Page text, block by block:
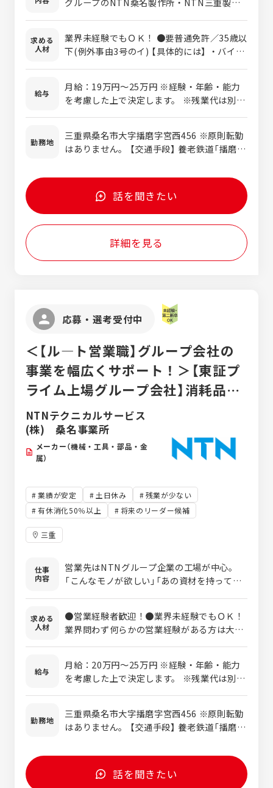
インの修理や、メンテナンスを行います。 機
械の動きや中身、全体を見てから設備診断を
行い、どこに不具合があるかをチェックして
不具合の箇所の修理や、メンテナンスを行い
ます。 お客様先の工場内で修理をすることも
時は、ラインを分解して機械を掃除・洗浄を
行って終了。 オーバーホールと言って、動か
具合があるかをチェックして、不具合の箇所
を修理することも。 オーバーホールは1つの
ラインで、3か月～半年の期間がかかること
もあり、大がかりな修理も多いです。 時に
は、20mの大型のラインを分解して修理を行
う事もありますが、スケールの大きさもこの
職場の魅力です。 社内では修理とオーバーホ
求める
人材
業界未経験でもＯＫ！ ●要普通免許／35歳以
下(例外事由3号のイ) 【具体的には】 ・バイク
好きな方 ☆ほとんどの正社員が未経験からス
タート。 ベテラン社員がマンツーマンでつい
てOJTで基礎からしっかりと仕事を教えてい
きます。 ここまで見せたから、ここまで一人
でやってみようなど、少しずつ仕事を覚えて
たい(定時退社も可) ◎コミュニケーションを
大切にしたい ◎安定した会社で働きたい
給与
月給：19万円～25万円 ※経験・年齢・能力
を考慮した上で決定します。 ※残業代は別途
与+諸手当） 800万円/42歳（月給+賞与+諸手
当）
勤務地
三重県桑名市大字播磨字宮西456 ※原則転勤
はありません。 【交通手段】 養老鉄道「播磨
り
話を聞きたい
詳細を見る
応募・選考受付中
＜【ル―ト営業職】グループ会社の
事業を幅広くサポート！＞【東証プ
ライム上場グループ会社】消耗品の
手配から、最新ロボットの情報提供
まで……NTNグループのものづくり
を支える会社！
NTNテクニカルサービス
(株) 桑名事業所
メーカー（機械・工具・部品・金
属）
業績が安定 土日休み
残業が少ない
有休消化50％以上
将来のリーダー候補
三重
仕事
内容
営業先はNTNグループ企業の工場が中心。
「こんなモノが欲しい」「あの資材を持ってき
ングしながら最適な商品・サービスを提案し
ています。訪問先は9割以上が三重県桑名市
内ですが、たまに出張して遠方（静岡・岡
山・大阪など）のお客様を訪問することもあ
ります。 【取り扱う商材は？】 梱包資材、工
から高額な設備まで多岐にわたります。生産
設備やロボットのように、専門性が高くて扱
向いて情報をリサーチ。協力会社を探し出
し、お客様とメーカーをつなぐ役割を担いま
求める
人材
●営業経験者歓迎！●業界未経験でもＯＫ！
業界問わず何らかの営業経験がある方は大歓
で入社しており、経歴はさまざまです。 ＜先
輩社員の前職は？＞ 33歳…元自動車ディー
ラーの営業 36歳…業務用音響機器の営業 ＼
こんな方はぜひ！／ □ノルマに追われずのび
のび仕事がしたい □プライベートの時間を大
給与
月給：20万円～25万円 ※経験・年齢・能力
を考慮した上で決定します。 ※残業代は別途
与+諸手当） 800万円/42歳（月給+賞与+諸手
当）
勤務地
三重県桑名市大字播磨字宮西456 ※原則転勤
はありません。 【交通手段】 養老鉄道「播磨
り
話を聞きたい